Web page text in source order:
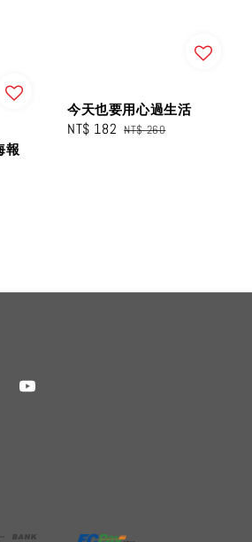
報
今天也要用心過生活
Sale
NT$ 182 Regular
NT$ 260